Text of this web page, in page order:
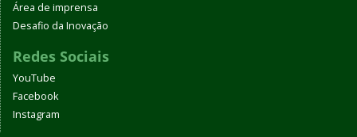
Área de imprensa
Desafio da Inovação
Redes Sociais
YouTube
Facebook
Instagram